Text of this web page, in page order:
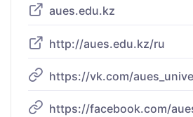
aues.edu.kz
http://aues.edu.kz/ru
https://vk.com/
https://facebook.com/